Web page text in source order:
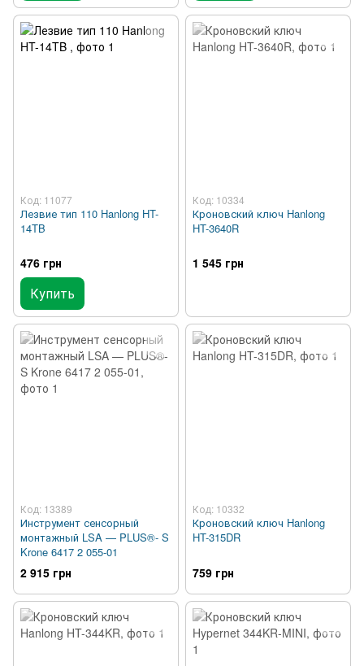
Код: 11077
Лезвие тип 110 Hanlong HT-
14TB
476 грн
Купить
Код: 10334
Кроновский ключ Hanlong
HT-3640R
1 545 грн
Код: 13389
Инструмент сенсорный
монтажный LSA — PLUS®- S
Krone 6417 2 055-01
2 915 грн
Код: 10332
Кроновский ключ Hanlong
HT-315DR
759 грн